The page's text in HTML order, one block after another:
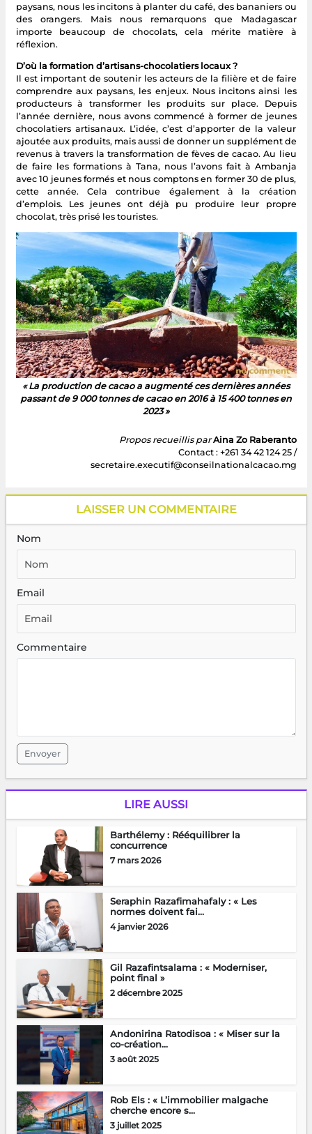
paysans, nous les incitons à planter du café, des bananiers ou
des orangers. Mais nous remarquons que Madagascar
importe beaucoup de chocolats, cela mérite matière à
réflexion.
D’où la formation d’artisans-chocolatiers locaux ?
Il est important de soutenir les acteurs de la filière et de faire
comprendre aux paysans, les enjeux. Nous incitons ainsi les
producteurs à transformer les produits sur place. Depuis
l’année dernière, nous avons commencé à former de jeunes
chocolatiers artisanaux. L’idée, c’est d’apporter de la valeur
ajoutée aux produits, mais aussi de donner un supplément de
revenus à travers la transformation de fèves de cacao. Au lieu
de faire les formations à Tana, nous l’avons fait à Ambanja
avec 10 jeunes formés et nous comptons en former 30 de plus,
cette année. Cela contribue également à la création
d’emplois. Les jeunes ont déjà pu produire leur propre
chocolat, très prisé les touristes.
« La production de cacao a augmenté ces dernières années
passant de 9 000 tonnes de cacao en 2016 à 15 400 tonnes en
2023 »
Propos recueillis par Aina Zo Raberanto
Contact : +261 34 42 124 25 /
secretaire.executif@conseilnationalcacao.mg
LAISSER UN COMMENTAIRE
Nom
Email
Commentaire
Envoyer
LIRE AUSSI
Barthélemy : Rééquilibrer la
concurrence
7 mars 2026
Seraphin Razafimahafaly : « Les
normes doivent fai...
4 janvier 2026
Gil Razafintsalama : « Moderniser,
point final »
2 décembre 2025
Andonirina Ratodisoa : « Miser sur la
co-création...
3 août 2025
Rob Els : « L’immobilier malgache
cherche encore s...
3 juillet 2025